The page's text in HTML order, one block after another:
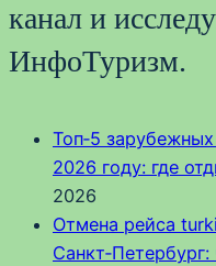
канал и
ИнфоТуризм.
Топ‑5
2026 году: где
2026
Отмена рейса